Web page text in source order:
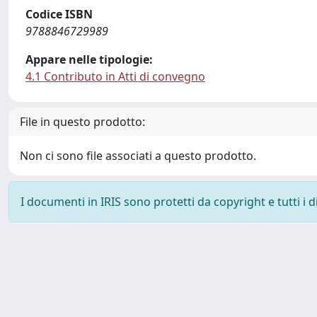
Codice ISBN
9788846729989
Appare nelle tipologie:
4.1 Contributo in Atti di convegno
File in questo prodotto:
Non ci sono file associati a questo prodotto.
I documenti in IRIS sono protetti da copyright e tutti i